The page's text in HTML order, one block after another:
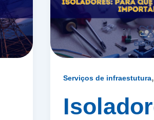
Serviços de infraestutura